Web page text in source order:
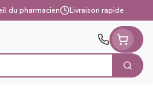
du pharmacien Livraison rapide